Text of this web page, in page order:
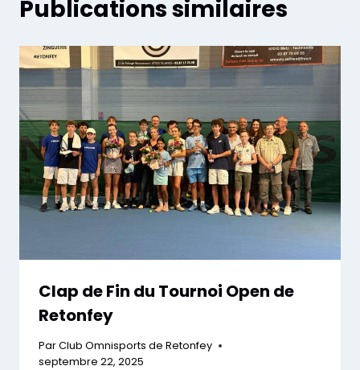
Publications similaires
Clap de Fin du Tournoi Open de
Retonfey
ParClub Omnisports de Retonfey
septembre 22, 2025